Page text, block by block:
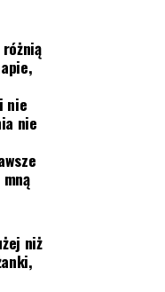
nie
nie
niż